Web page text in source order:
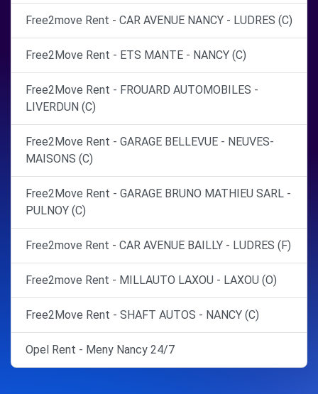
Free2move Rent - CAR AVENUE NANCY - LUDRES (C)
Free2Move Rent - ETS MANTE - NANCY (C)
Free2Move Rent - FROUARD AUTOMOBILES -
LIVERDUN (C)
Free2Move Rent - GARAGE BELLEVUE - NEUVES-
MAISONS (C)
Free2Move Rent - GARAGE BRUNO MATHIEU SARL -
PULNOY (C)
Free2move Rent - CAR AVENUE BAILLY - LUDRES (F)
Free2move Rent - MILLAUTO LAXOU - LAXOU (O)
Free2Move Rent - SHAFT AUTOS - NANCY (C)
Opel Rent - Meny Nancy 24/7